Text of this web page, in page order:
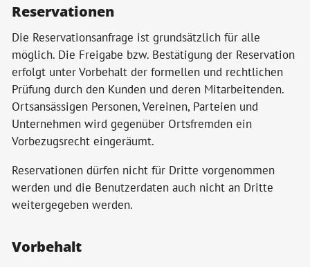
Reservationen
Die Reservationsanfrage ist grundsätzlich für alle
möglich. Die Freigabe bzw. Bestätigung der Reservation
erfolgt unter Vorbehalt der formellen und rechtlichen
Prüfung durch den Kunden und deren Mitarbeitenden.
Ortsansässigen Personen, Vereinen, Parteien und
Unternehmen wird gegenüber Ortsfremden ein
Vorbezugsrecht eingeräumt.
Reservationen dürfen nicht für Dritte vorgenommen
werden und die Benutzerdaten auch nicht an Dritte
weitergegeben werden.
Vorbehalt